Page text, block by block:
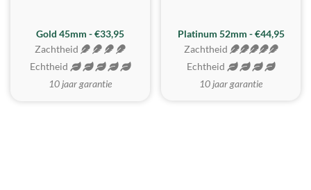
REALISTISCH
Gold 45mm - €33,95
Zachtheid
Echtheid
10 jaar garantie
ZACHTSTE
Platinum 52mm - €44,95
Zachtheid
Echtheid
10 jaar garantie